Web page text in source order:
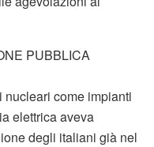
PUBBLICA
nucleari come impianti
elettrica aveva
degli italiani già nel